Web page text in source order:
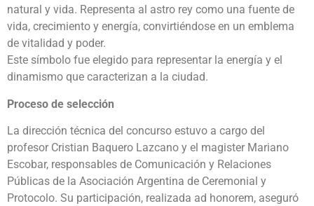
natural y vida. Representa al astro rey como una fuente de
vida, crecimiento y energía, convirtiéndose en un emblema
de vitalidad y poder.
Este símbolo fue elegido para representar la energía y el
dinamismo que caracterizan a la ciudad.
Proceso de selección
La dirección técnica del concurso estuvo a cargo del
profesor Cristian Baquero Lazcano y el magister Mariano
Escobar, responsables de Comunicación y Relaciones
Públicas de la Asociación Argentina de Ceremonial y
Protocolo. Su participación, realizada ad honorem, aseguró